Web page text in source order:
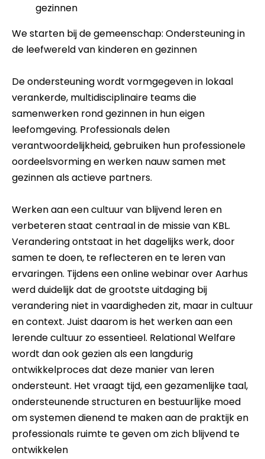
gezinnen
We starten bij de gemeenschap: Ondersteuning in
de leefwereld van kinderen en gezinnen
De ondersteuning wordt vormgegeven in lokaal
verankerde, multidisciplinaire teams die
samenwerken rond gezinnen in hun eigen
leefomgeving. Professionals delen
verantwoordelijkheid, gebruiken hun professionele
oordeelsvorming en werken nauw samen met
gezinnen als actieve partners.
Werken aan een cultuur van blijvend leren en
verbeteren staat centraal in de missie van KBL.
Verandering ontstaat in het dagelijks werk, door
samen te doen, te reflecteren en te leren van
ervaringen. Tijdens een online webinar over Aarhus
werd duidelijk dat de grootste uitdaging bij
verandering niet in vaardigheden zit, maar in cultuur
en context. Juist daarom is het werken aan een
lerende cultuur zo essentieel. Relational Welfare
wordt dan ook gezien als een langdurig
ontwikkelproces dat deze manier van leren
ondersteunt. Het vraagt tijd, een gezamenlijke taal,
ondersteunende structuren en bestuurlijke moed
om systemen dienend te maken aan de praktijk en
professionals ruimte te geven om zich blijvend te
ontwikkelen